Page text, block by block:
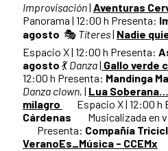
Improvisación| Aventuras
Panorama | 12:00 h Presenta:
agosto 🎭 Títeres| Nadie
Espacio X | 12:00 h Presenta:
agosto 💃 Danza| Gallo verde
12:00 h Presenta: Mandinga
Danza clown, | Lua
milagro
Espacio X | 12:00 h
Cárdenas
Musicalizada en
Presenta: Compañía
VeranoEs_Música - CCEMx